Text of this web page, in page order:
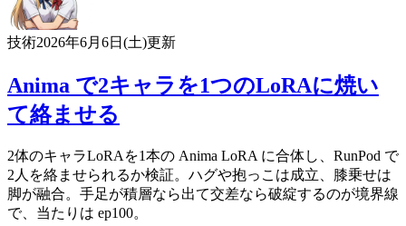
技術2026年6月6日(土)更新
Anima で2キャラを1つのLoRAに焼い
て絡ませる
2体のキャラLoRAを1本の Anima LoRA に合体し、RunPod で
2人を絡ませられるか検証。ハグや抱っこは成立、膝乗せは
脚が融合。手足が積層なら出て交差なら破綻するのが境界線
で、当たりは ep100。